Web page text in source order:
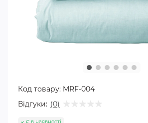
Код товару: MRF-004
Відгуки: (0)